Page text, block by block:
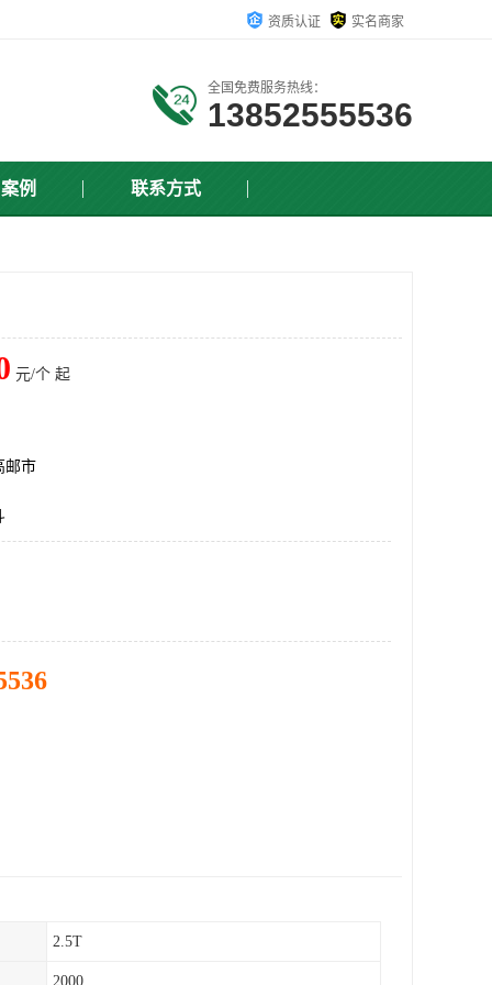
资质认证 实名商家
全国免费服务热线：
13852555536
例 联系方式
元/个 起
邮市
2.5T
2000